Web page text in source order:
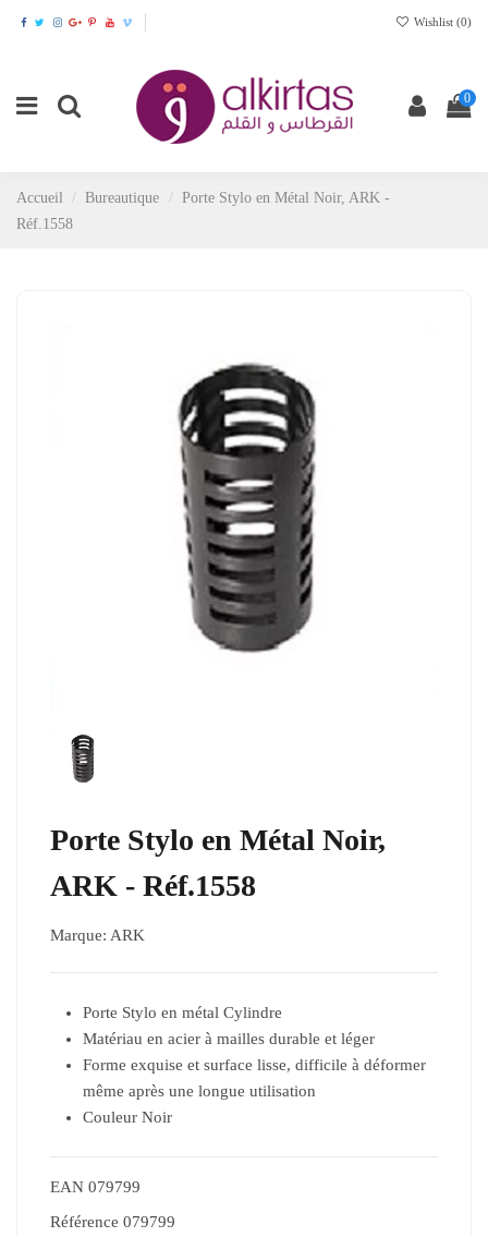
Wishlist (0)
0
Accueil Bureautique
Porte Stylo en Métal Noir, ARK -
Réf.1558
Porte Stylo en Métal Noir,
ARK - Réf.1558
Marque: ARK
Porte Stylo en métal Cylindre
Matériau en acier à mailles durable et léger
Forme exquise et surface lisse, difficile à déformer
même après une longue utilisation
Couleur Noir
EAN 079799
Référence 079799